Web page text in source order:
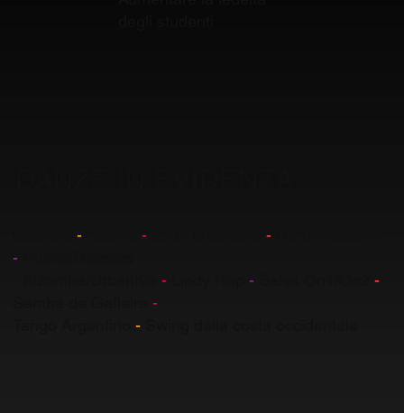
Bachata- Balboa- Zouk brasiliano-
-
- Kizomba/UrbanKiz- Lindy Hop- Salsa On1/On2-
Samba de Gafieira-
Tango Argentino-